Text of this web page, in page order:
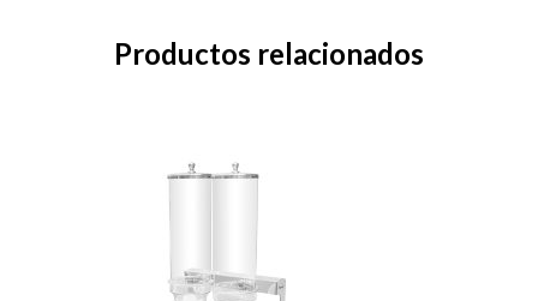
Productos relacionados